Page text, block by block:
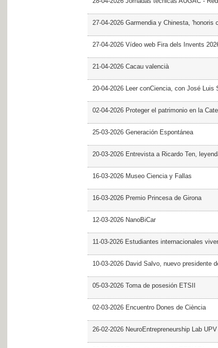
28-04-2026 Jornadas técnicas AUGAC -
27-04-2026 Garmendia y Chinesta, 'honoris
27-04-2026 Vídeo web Fira dels Invents
21-04-2026 Cacau valencià
20-04-2026 Leer conCiencia, con José Luis
02-04-2026 Proteger el patrimonio en la
25-03-2026 Generación Espontánea
20-03-2026 Entrevista a Ricardo Ten,
16-03-2026 Museo Ciencia y Fallas
16-03-2026 Premio Princesa de Girona
12-03-2026 NanoBiCar
11-03-2026 Estudiantes internacionales
10-03-2026 David Salvo, nuevo presidente
05-03-2026 Toma de posesión ETSII
02-03-2026 Encuentro Dones de Ciència
26-02-2026 NeuroEntrepreneurship Lab UPV